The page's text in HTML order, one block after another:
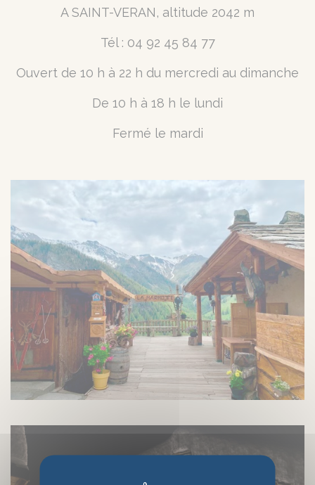
A SAINT-VERAN, altitude 2042 m
Tél : 04 92 45 84 77
Ouvert de 10 h à 22 h du mercredi au dimanche
De 10 h à 18 h le lundi
Fermé le mardi